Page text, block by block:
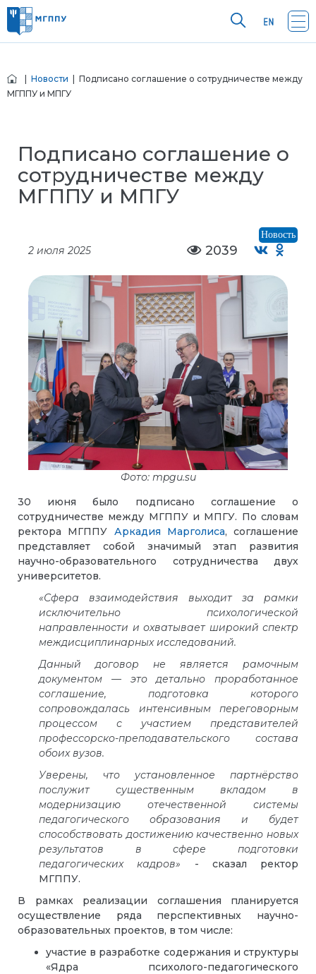
Новости | Подписано соглашение о сотрудничестве между
МГППУ и МПГУ
Подписано соглашение о
сотрудничестве между
МГППУ и МПГУ
Новость
2 июля 2025 2039
Фото: mpgu.su
30 июня было подписано соглашение о
сотрудничестве между МГППУ и МПГУ. По словам
ректора МГППУ Аркадия Марголиса, соглашение
представляет собой значимый этап развития
научно-образовательного сотрудничества двух
университетов.
«Сфера взаимодействия выходит за рамки
исключительно психологической
направленности и охватывает широкий спектр
междисциплинарных исследований.
Данный договор не является рамочным
документом — это детально проработанное
соглашение, подготовка которого
сопровождалась интенсивным переговорным
процессом с участием представителей
профессорско-преподавательского состава
обоих вузов.
Уверены, что установленное партнёрство
послужит существенным вкладом в
модернизацию отечественной системы
педагогического образования и будет
способствовать достижению качественно новых
результатов в сфере подготовки
педагогических кадров» - сказал ректор
МГППУ.
В рамках реализации соглашения планируется
осуществление ряда перспективных научно-
образовательных проектов, в том числе:
участие в разработке содержания и структуры
«Ядра психолого-педагогического